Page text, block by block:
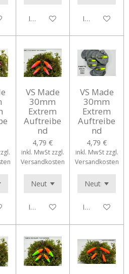
In den WarenkorbIn den
VS Made
30mm
Extrem
Auftreibe
nd
4,79 €
inkl. MwSt zzgl.
Versandkosten
In den Warenkorb
VS Made
30mm
Extrem
Auftreibe
nd
4,79 €
inkl. MwSt zzgl.
Versandkosten
In den